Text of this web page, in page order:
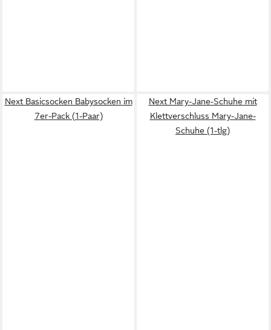
Next Basicsocken Babysocken im
7er-Pack (1-Paar)
Next Mary-Jane-Schuhe mit
Klettverschluss Mary-Jane-
Schuhe (1-tlg)